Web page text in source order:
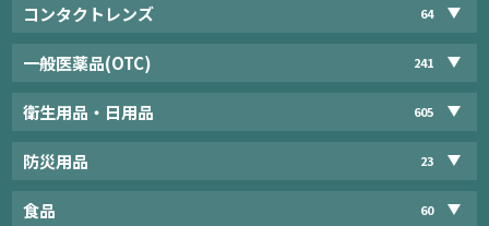
コンタクトレンズ 64
一般医薬品(OTC) 241
衛生用品・日用品 605
防災用品 23
食品 60